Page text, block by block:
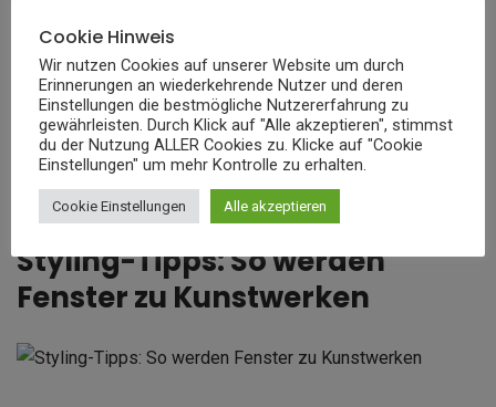
Eckfenster sind die Königsklasse. Sie öffnen den Raum in
zwei Richtungen und schaffen spektakuläre Panoramen. Für
ein so wichtiges Gestaltungselement lohnt es sich,in
München eine Firma für Fensterbau zu finden
und auf ihre
Expertise zu setzen, um die Vision perfekt umzusetzen.
Styling-Tipps: So werden
Fenster zu Kunstwerken
Cookie Hinweis
Wir nutzen Cookies auf unserer Website um durch
Erinnerungen an wiederkehrende Nutzer und deren
Einstellungen die bestmögliche Nutzererfahrung zu
gewährleisten. Durch Klick auf "Alle akzeptieren", stimmst
du der Nutzung ALLER Cookies zu. Klicke auf "Cookie
Einstellungen" um mehr Kontrolle zu erhalten.
Cookie Einstellungen Alle akzeptieren